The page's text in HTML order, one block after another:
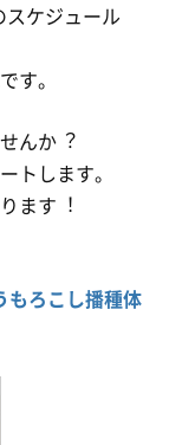
スケジュール
す。
んか︖
トします。
ます︕
もろこし播種体